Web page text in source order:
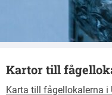
Kartor till
Karta till fågellokalerna i